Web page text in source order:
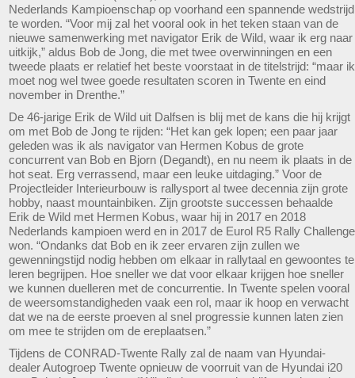
Nederlands Kampioenschap op voorhand een spannende wedstrijd
te worden. “Voor mij zal het vooral ook in het teken staan van de
nieuwe samenwerking met navigator Erik de Wild, waar ik erg naar
uitkijk,” aldus Bob de Jong, die met twee overwinningen en een
tweede plaats er relatief het beste voorstaat in de titelstrijd: “maar ik
moet nog wel twee goede resultaten scoren in Twente en eind
november in Drenthe.”
De 46-jarige Erik de Wild uit Dalfsen is blij met de kans die hij krijgt
om met Bob de Jong te rijden: “Het kan gek lopen; een paar jaar
geleden was ik als navigator van Hermen Kobus de grote
concurrent van Bob en Bjorn (Degandt), en nu neem ik plaats in de
hot seat. Erg verrassend, maar een leuke uitdaging.” Voor de
Projectleider Interieurbouw is rallysport al twee decennia zijn grote
hobby, naast mountainbiken. Zijn grootste successen behaalde
Erik de Wild met Hermen Kobus, waar hij in 2017 en 2018
Nederlands kampioen werd en in 2017 de Eurol R5 Rally Challenge
won. “Ondanks dat Bob en ik zeer ervaren zijn zullen we
gewenningstijd nodig hebben om elkaar in rallytaal en gewoontes te
leren begrijpen. Hoe sneller we dat voor elkaar krijgen hoe sneller
we kunnen duelleren met de concurrentie. In Twente spelen vooral
de weersomstandigheden vaak een rol, maar ik hoop en verwacht
dat we na de eerste proeven al snel progressie kunnen laten zien
om mee te strijden om de ereplaatsen.”
Tijdens de CONRAD-Twente Rally zal de naam van Hyundai-
dealer Autogroep Twente opnieuw de voorruit van de Hyundai i20